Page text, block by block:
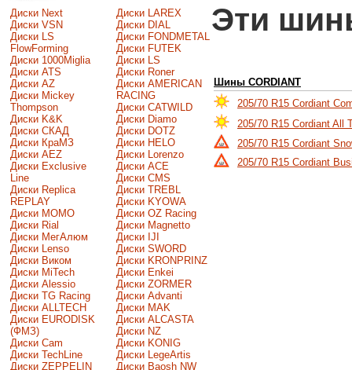
Диски Next
Диски VSN
Диски LS
FlowForming
Диски 1000Miglia
Диски ATS
Диски AZ
Диски Mickey
Thompson
Диски K&K
Диски СКАД
Диски КраМЗ
Диски AEZ
Диски Exclusive
Line
Диски Replica
REPLAY
Диски MOMO
Диски Rial
Диски МегАлюм
Диски Lenso
Диски Виком
Диски MiTech
Диски Alessio
Диски TG Racing
Диски ALLTECH
Диски EURODISK
(ФМЗ)
Диски Cam
Диски TechLine
Диски ZEPPELIN
Диски LAREX
Диски DIAL
Диски FONDMETAL
Диски FUTEK
Диски LS
Диски Roner
Диски AMERICAN
RACING
Диски CATWILD
Диски Diamo
Диски DOTZ
Диски HELO
Диски Lorenzo
Диски ACE
Диски CMS
Диски TREBL
Диски KYOWA
Диски OZ Racing
Диски Magnetto
Диски IJI
Диски SWORD
Диски KRONPRINZ
Диски Enkei
Диски ZORMER
Диски Advanti
Диски MAK
Диски ALCASTA
Диски NZ
Диски KONIG
Диски LegeArtis
Диски Baosh NW
Эти
Шины CORDIANT
205/70 R15 Cordiant
205/70 R15 Cordiant All
205/70 R15 Cordiant
205/70 R15 Cordiant